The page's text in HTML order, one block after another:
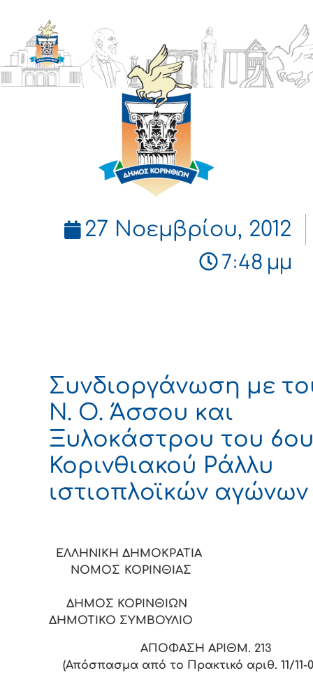
ΔΗΜΟΣ
ΚΟΡΙΝΘΙΩΝ
27 Νοεμβρίου, 2012
7:48 μμ
Συνδιοργάνωση με
Ν. Ο. Άσσου και
Ξυλοκάστρου του
Κορινθιακού Ράλλυ
ιστιοπλοϊκών αγώνων
ΕΛΛΗΝΙΚΗ
ΝΟΜΟΣ
ΔΗΜΟΣ ΚΟΡΙΝΘΙΩΝ
ΔΗΜΟΤΙΚΟ ΣΥΜΒΟΥΛΙΟ
ΑΠΟΦΑΣΗ ΑΡΙΘΜ. 213
(Απόσπασμα από το Πρακτικό αριθ. 11/11-